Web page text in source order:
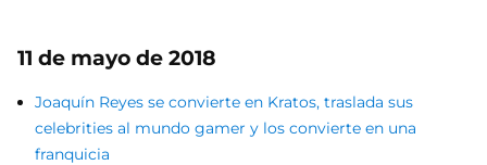
11 de mayo de 2018
Joaquín Reyes se convierte en Kratos, traslada sus
celebrities al mundo gamer y los convierte en una
franquicia